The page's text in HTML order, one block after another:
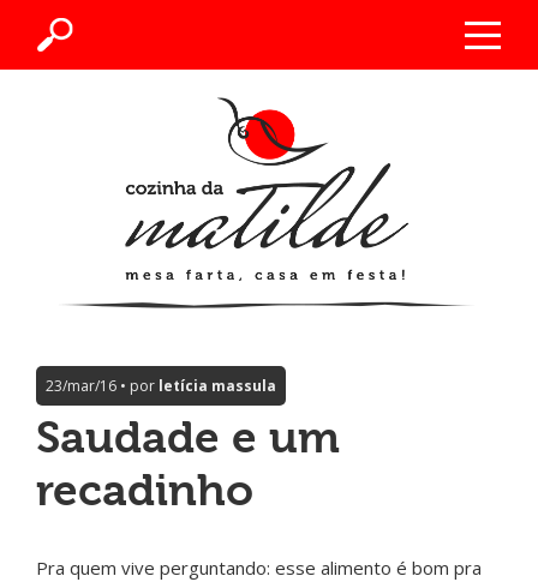
23/mar/16 • por letícia massula
Saudade e um
recadinho
Pra quem vive perguntando: esse alimento é bom pra